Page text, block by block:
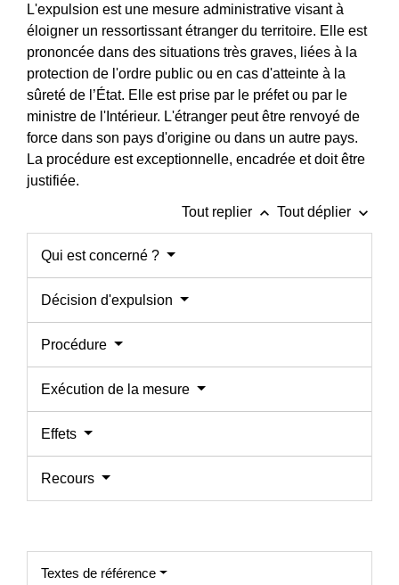
L'expulsion est une mesure administrative visant à
éloigner un ressortissant étranger du territoire. Elle est
prononcée dans des situations très graves, liées à la
protection de l'ordre public ou en cas d'atteinte à la
sûreté de l’État. Elle est prise par le préfet ou par le
ministre de l'Intérieur. L'étranger peut être renvoyé de
force dans son pays d'origine ou dans un autre pays.
La procédure est exceptionnelle, encadrée et doit être
justifiée.
Tout replier keyboard_arrow_up Tout déplier keyboard_arrow_down
Qui est concerné ?
Décision d'expulsion
Procédure
Exécution de la mesure
Effets
Recours
Textes de référence